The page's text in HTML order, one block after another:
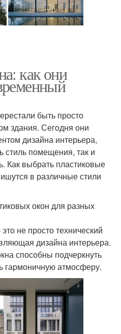
как они
быть просто
здания. Сегодня они
дизайна интерьера,
стиль помещения, так и
Как выбрать пластиковые
в различные стили
окон для разных
не просто технический
дизайна интерьера.
способны подчеркнуть
гармоничную атмосферу.